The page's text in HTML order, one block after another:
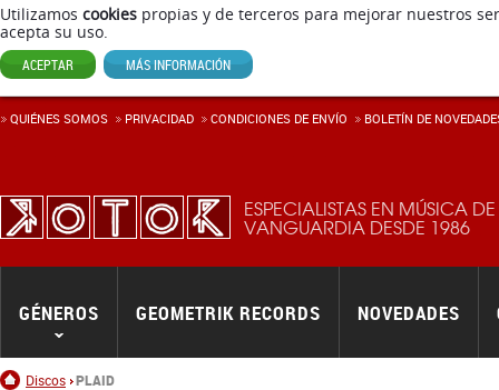
Utilizamos cookies propias y de terceros para mejorar nuestros
acepta su uso.
ACEPTAR MÁS INFORMACIÓN
ESPECIALISTAS EN MÚSICA DE
VANGUARDIA DESDE 1986
Inicio
Discos PLAID
GÉNEROS GEOMETRIK RECORDS NOVEDADES
QUIÉNES SOMOS PRIVACIDAD CONDICIONES DE ENVÍ­O BOLETÍN DE